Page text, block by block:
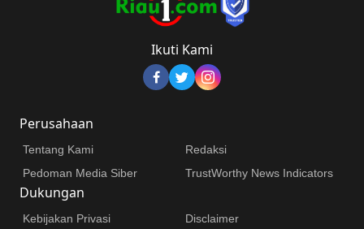
Ikuti Kami
Perusahaan
Tentang Kami
Redaksi
Pedoman Media Siber
TrustWorthy News Indicators
Dukungan
Kebijakan Privasi
Disclaimer